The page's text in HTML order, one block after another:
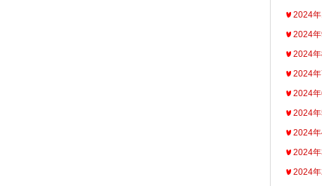
2024年
2024年
2024年
2024年
2024年
2024年
2024年
2024年
2024年